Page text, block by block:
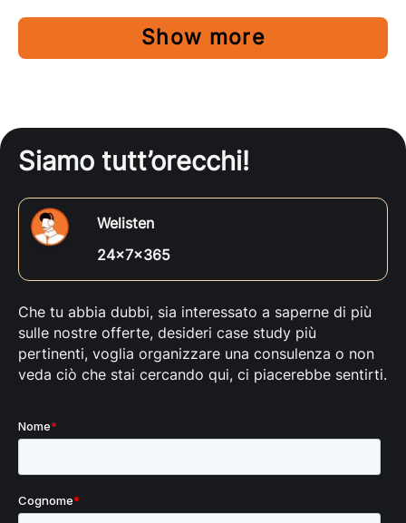
Show more
Siamo tutt’orecchi!
Welisten
24x7x365
Che tu abbia dubbi, sia interessato a saperne di più
sulle nostre offerte, desideri case study più
pertinenti, voglia organizzare una consulenza o non
veda ciò che stai cercando qui, ci piacerebbe sentirti.